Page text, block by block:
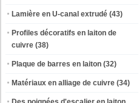
Lamière en U-canal extrudé (43)
Profiles décoratifs en laiton de
cuivre (38)
Plaque de barres en laiton (32)
Matériaux en alliage de cuivre (34)